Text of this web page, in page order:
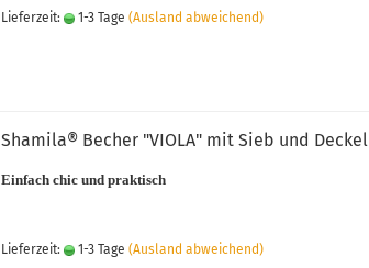
Lieferzeit: 1-3 Tage (Ausland abweichend)
Shamila® Becher "VIOLA" mit Sieb und Deckel
Einfach chic und praktisch
Lieferzeit: 1-3 Tage (Ausland abweichend)